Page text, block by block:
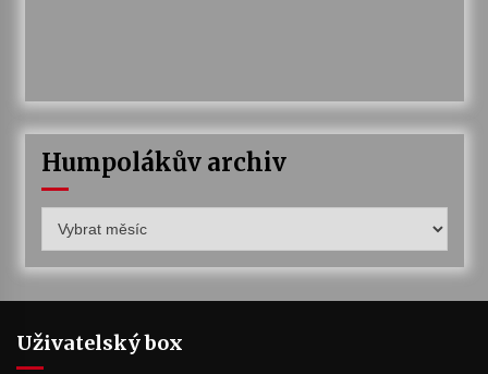
Humpolákův archiv
archiv
Uživatelský box